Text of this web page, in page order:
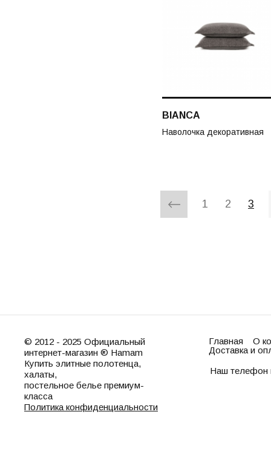
BIANCA
Наволочка декоративная
1 2 3
© 2012 - 2025 Официальный
интернет-магазин ® Hamam
Купить элитные полотенца,
халаты,
постельное белье премиум-
класса
Политика конфиденциальности
Главная
О
Доставка и
Наш телефон